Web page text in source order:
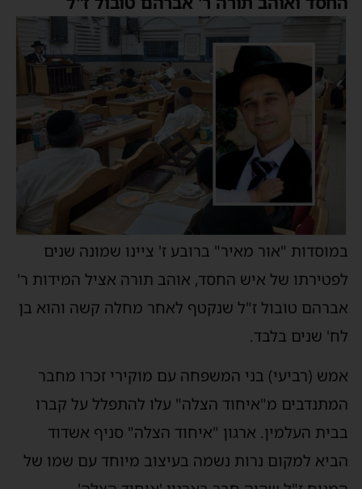
במוסדות "אור מאיר" ברובע ז' ציינו שמונה שנים
לפטירתו של איש החסד, אוהב תורה אציל המידות ר'
אברהם טובול ז"ל שנקטף לאחר מחלה קשה והוא בן
לח' שנים בלבד.
אמש (רביעי) בני המשפחה עם מוקירי זכרו מחבר
המתנדבים מ"איחוד הצלה" עלו להתפלל על קברו
בבית העלמין. ארגון "איחוד הצלה" סניף אשדוד
הביא למקום נרות נשמה בעיצוב מיוחד עם שמו של